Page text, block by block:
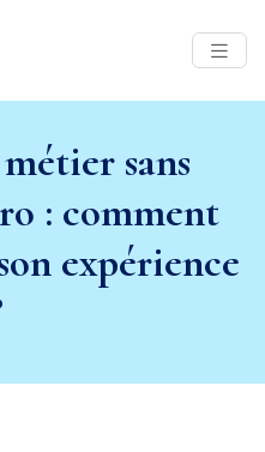
sans
: comment
expérience